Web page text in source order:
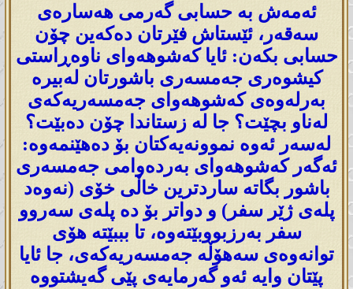
ئەمەش بە حسابی گەرمی هەسارەی
سەقەر، ئێستاش فێرتان دەکەین چۆن
حسابی بکەن: ئایا کەشوهەوای ناوەڕاستی
کیشوەری جەمسەری باشورتان لەبیرە
بەرلەوەی کەشوهەوای جەمسەریەکەی
لەناو بچێت؟ جا لە زستاندا چۆن دەبێت؟
لەسەر ئەوە نموونەیەکتان بۆ دەهێنمەوە:
ئەگەر کەشوهەوای بەردەوامی جەمسەری
باشور بگاتە ساردترین خاڵی خۆی (نەوەد
پلەی ژێر سفر) و دواتر بۆ دە پلەی سەروو
سفر بەرزبووبێتەوە، تا بببێتە هۆی
توانەوەی سەهۆڵە جەمسەریەکەی، جا ئایا
پێتان وایە ئەو گەرمایەی پێی گەیشتووە